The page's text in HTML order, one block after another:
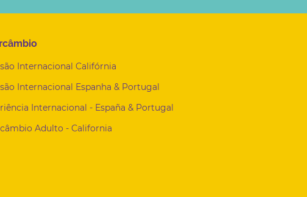
Internacional Califórnia
Internacional Espanha & Portugal
Internacional - España & Portugal
Adulto - California